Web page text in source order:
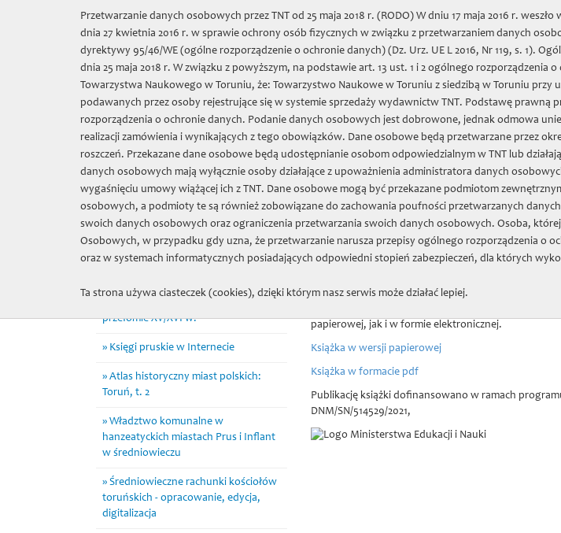
Wybierz język:
Towarzystwo Naukowe w
O nas Sprzedaż wydawnictw Zapiski Historyczne
» Projekty Doskonała Nauka » 2021 » Księga rentowa przedmieść Starego Miasta Elbląga z lat
Granty badawcze
Księga ławnicza Starego Miasta
Torunia (1479-1515)
Niemiecko-polski i polsko-niemiecki
przełomie XV/XVI w.
Księgi pruskie w Internecie
Atlas historyczny miast polskich:
Toruń, t. 2
Władztwo komunalne w
hanzeatyckich miastach Prus i Inflant
w średniowieczu
Średniowieczne rachunki kościołów
toruńskich - opracowanie, edycja,
digitalizacja
Księga rentowa
1374-1430. Księga
1403 roku
Celem projektu była publikacja pracy "Księga
Elbląga z 1403 roku" w opracowaniu Cezarego
papierowej, jak i w formie elektronicznej.
Książka w wersji papierowej
Książka w formacie pdf
Publikację książki dofinansowano w ramach
DNM/SN/514529/2021,
Przetwarzanie danych osobowych przez TNT od 25 maja 2018 r. (RODO) W dniu 17 maja 2016 r.
dnia 27 kwietnia 2016 r. w sprawie ochrony osób fizycznych w związku z przetwarzaniem danych
dyrektywy 95/46/WE (ogólne rozporządzenie o ochronie danych) (Dz. Urz. UE L 2016, Nr 119, s. 1).
dnia 25 maja 2018 r. W związku z powyższym, na podstawie art. 13 ust. 1 i 2 ogólnego
Towarzystwa Naukowego w Toruniu, że: Towarzystwo Naukowe w Toruniu z siedzibą w Toruniu
podawanych przez osoby rejestrujące się w systemie sprzedaży wydawnictw TNT. Podstawę
rozporządzenia o ochronie danych. Podanie danych osobowych jest dobrowone, jednak odmowa
realizacji zamówienia i wynikających z tego obowiązków. Dane osobowe będą przetwarzane przez
roszczeń. Przekazane dane osobowe będą udostępnianie osobom odpowiedzialnym w TNT lub
danych osobowych mają wyłącznie osoby działające z upoważnienia administratora danych
wygaśnięciu umowy wiążącej ich z TNT. Dane osobowe mogą być przekazane podmiotom
osobowych, a podmioty te są również zobowiązane do zachowania poufności przetwarzanych
swoich danych osobowych oraz ograniczenia przetwarzania swoich danych osobowych. Osoba,
Osobowych, w przypadku gdy uzna, że przetwarzanie narusza przepisy ogólnego rozporządzenia o
oraz w systemach informatycznych posiadających odpowiedni stopień zabezpieczeń, dla których
Ta strona używa ciasteczek (cookies), dzięki którym nasz serwis może działać lepiej.